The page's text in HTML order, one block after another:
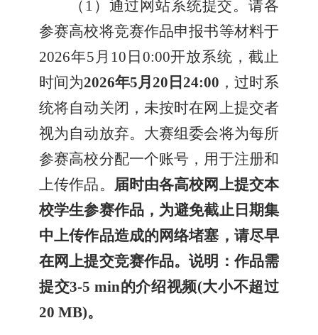
（1）通过网站系统提交。请各
参赛高校将竞赛作品申报书等材料于
2026年5月10日0:00开放系统，截止
时间为2026年5月20日24:00 ，过时系
统将自动关闭，未按时在网上提交者
视为自动放弃。大赛组委会将为每所
参赛高校分配一个账号，用于注册和
上传作品。 届时由各高校网上提交本
校学生参赛作品，为避免截止日期集
中上传作品造成的网络堵塞，请尽早
在网上提交竞赛作品。说明：作品需
提交3-5 min的介绍视频(大小不超过
20 MB)。